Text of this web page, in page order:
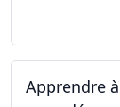
Apprendre